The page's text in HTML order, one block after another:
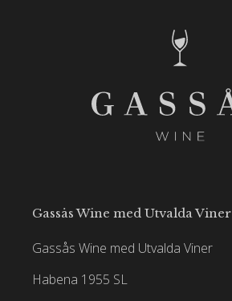
Gassås Wine med Utvalda Viner
Gassås Wine med Utvalda Viner
Habena 1955 SL